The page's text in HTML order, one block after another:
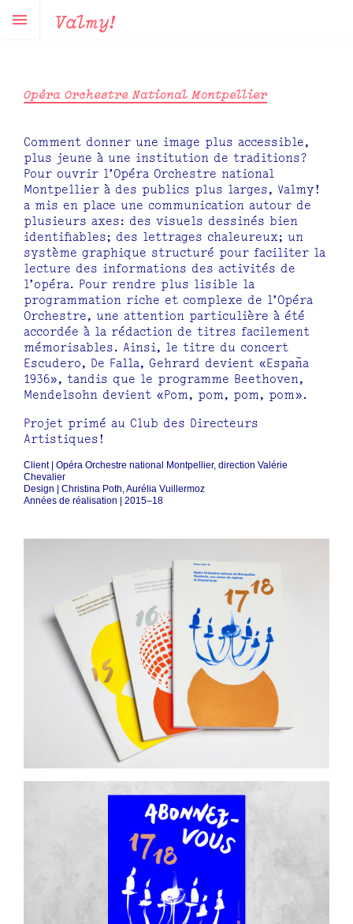
Valmy!
Opéra Orchestre National Montpellier
Comment donner une image plus accessible,
plus jeune à une institution de traditions?
Pour ouvrir l’Opéra Orchestre national
Montpellier à des publics plus larges, Valmy!
a mis en place une communication autour de
plusieurs axes: des visuels dessinés bien
identifiables; des lettrages chaleureux; un
système graphique structuré pour faciliter la
lecture des informations des activités de
l’opéra. Pour rendre plus lisible la
programmation riche et complexe de l’Opéra
Orchestre, une attention particulière à été
accordée à la rédaction de titres facilement
mémorisables. Ainsi, le titre du concert
Escudero, De Falla, Gehrard devient «España
1936», tandis que le programme Beethoven,
Mendelsohn devient «Pom, pom, pom, pom».
Projet primé au Club des Directeurs
Artistiques!
Client | Opéra Orchestre national Montpellier, direction Valérie
Chevalier
Design | Christina Poth, Aurélia Vuillermoz
Années de réalisation | 2015–18